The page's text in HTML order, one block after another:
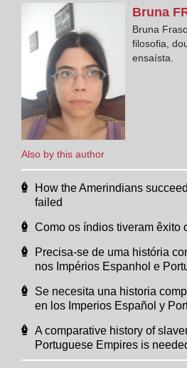
Also by this author
Bruna
Bruna
filosofia,
ensaísta.
How the Amerindians
failed
Como os índios tiveram êxito
Precisa-se de uma história
nos Impérios Espanhol e
Se necesita una historia
en los Imperios Español y
A comparative history of
Portuguese Empires is